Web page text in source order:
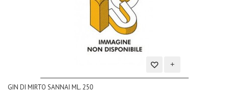
Aggiungi
GIN DI MIRTO SANNAI ML. 250